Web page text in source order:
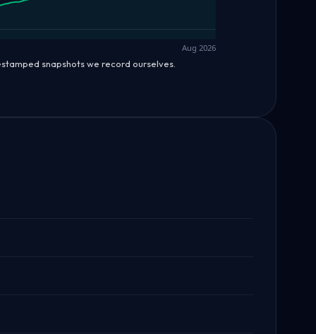
Aug 2026
snapshots we record ourselves.